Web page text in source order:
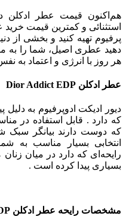
هم‌اکنون قیمت عطر ادکلن
استثنائی و کمترین قیمت خرید
پرفیوم تهیه کنید و بخشی از
دهید عطری اصیل، شما را به
هر روز با انرژی و اعتماد به
عطر ادکلن Dior Addict EDP
دیور ادیکت ادوپرفیوم به
که دارد . قابل استفاده در
که دوست دارند بیانگر
انتخابی بسیار مناسب به
رایحه‌ای که دارد در میان
بسیاری پیدا کرده است .
مشخصات رایحه عطر ادکلن